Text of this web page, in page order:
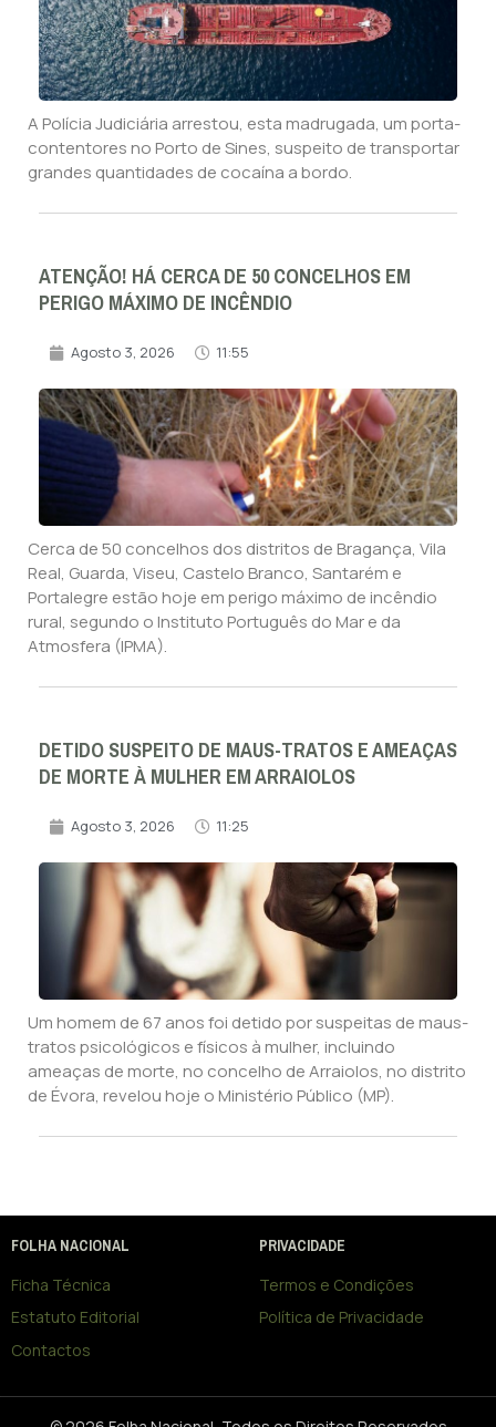
A Polícia Judiciária arrestou, esta madrugada, um porta-
contentores no Porto de Sines, suspeito de transportar
grandes quantidades de cocaína a bordo.
ATENÇÃO! HÁ CERCA DE 50 CONCELHOS EM
PERIGO MÁXIMO DE INCÊNDIO
Agosto 3, 2026 11:55
Cerca de 50 concelhos dos distritos de Bragança, Vila
Real, Guarda, Viseu, Castelo Branco, Santarém e
Portalegre estão hoje em perigo máximo de incêndio
rural, segundo o Instituto Português do Mar e da
Atmosfera (IPMA).
DETIDO SUSPEITO DE MAUS-TRATOS E AMEAÇAS
DE MORTE À MULHER EM ARRAIOLOS
Agosto 3, 2026 11:25
Um homem de 67 anos foi detido por suspeitas de maus-
tratos psicológicos e físicos à mulher, incluindo
ameaças de morte, no concelho de Arraiolos, no distrito
de Évora, revelou hoje o Ministério Público (MP).
FOLHA NACIONAL
Ficha Técnica
Estatuto Editorial
Contactos
PRIVACIDADE
Termos e Condições
Política de Privacidade